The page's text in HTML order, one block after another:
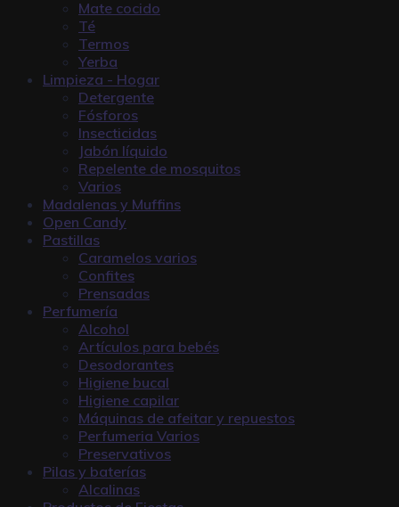
Mate cocido
Té
Termos
Yerba
Limpieza - Hogar
Detergente
Fósforos
Insecticidas
Jabón líquido
Repelente de mosquitos
Varios
Madalenas y Muffins
Open Candy
Pastillas
Caramelos varios
Confites
Prensadas
Perfumería
Alcohol
Artículos para bebés
Desodorantes
Higiene bucal
Higiene capilar
Máquinas de afeitar y repuestos
Perfumeria Varios
Preservativos
Pilas y baterías
Alcalinas